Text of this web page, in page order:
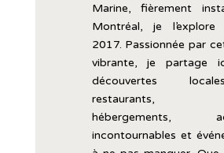
Marine,
fièrement
Montréal, je
2017. Passionnéepar
vibrante,jepartage
découvertes
hébergements,
incontournables et